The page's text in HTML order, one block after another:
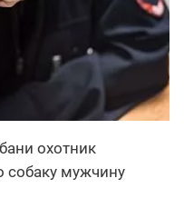
охотник
собаку мужчину